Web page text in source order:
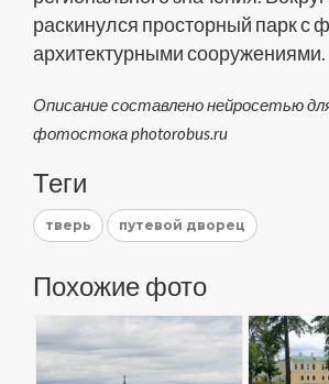
раскинулся просторный парк с
архитектурными сооружениями.
Описание составлено нейросетью
фотостока photorobus.ru
Теги
тверь путевой дворец
Похожие фото